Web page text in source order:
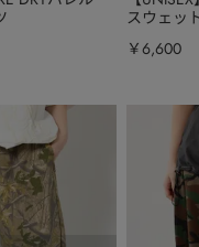
スウェッ
￥6,600